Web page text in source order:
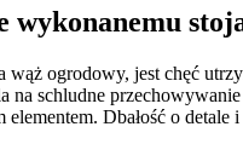
wykonanemu
ogrodowy, jest chęć
na schludne
Dbałość o